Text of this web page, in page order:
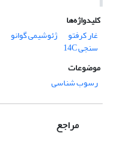
کلیدواژه‌ها
غار کرفتو
ژئوشیمی گوانو
سنجی 14C
موضوعات
رسوب شناسی
مراجع